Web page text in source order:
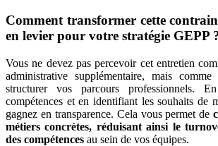
Comment transformer cette
en levier pour votre stratégie GEPP
Vous ne devez pas percevoir cet entretien
administrative supplémentaire, mais
structurer vos parcours professionnels.
compétences et en identifiant les souhaits de
gagnez en transparence. Cela vous permet de
métiers concrètes, réduisant ainsi le
des compétences au sein de vos équipes.